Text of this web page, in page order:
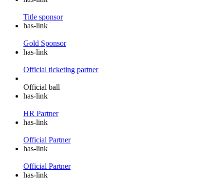
Title sponsor
has-link
Gold Sponsor
has-link
Official ticketing partner
Official ball
has-link
HR Partner
has-link
Official Partner
has-link
Official Partner
has-link